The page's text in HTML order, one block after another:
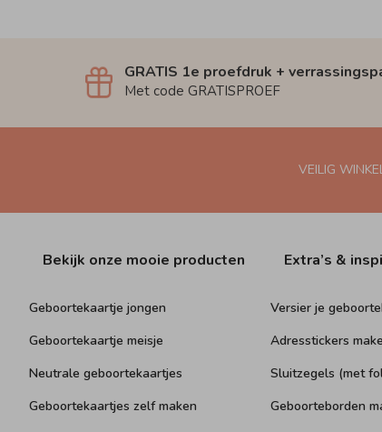
GRATIS 1e proefdruk +
Met code GRATISPROEF
VEILIG
Bekijk onze mooie producten
Geboortekaartje jongen
Geboortekaartje meisje
Neutrale geboortekaartjes
Geboortekaartjes zelf maken
Extra’s &
Versier je
Adresstickers
Sluitzegels (met
Geboorteborden